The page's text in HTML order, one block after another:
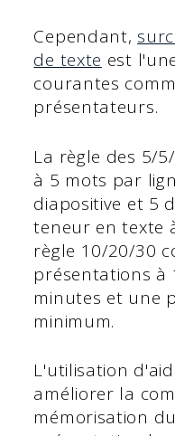
Cependant,
de texte est
courantes
présentateurs.
La règle des 5/
à 5 mots par
diapositive et 5
teneur en texte
règle 10/20/30
présentations à
minutes et une
minimum.
L'utilisation
améliorer la
mémorisation